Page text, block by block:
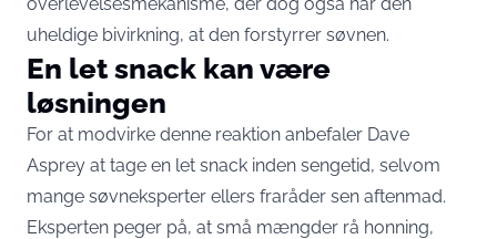
uheldige bivirkning, at den forstyrrer søvnen.
En let snack kan være
løsningen
For at modvirke denne reaktion anbefaler Dave
Asprey at tage en let snack inden sengetid, selvom
mange søvneksperter ellers fraråder sen aftenmad.
Eksperten peger på, at små mængder rå honning,